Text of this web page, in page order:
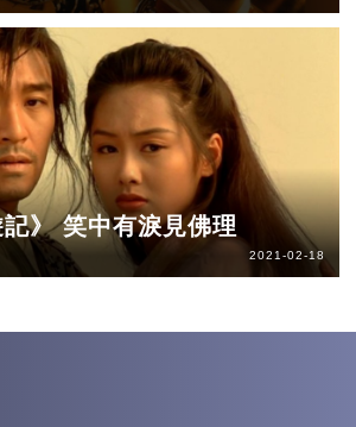
》 笑中有淚見佛理
2021-02-18